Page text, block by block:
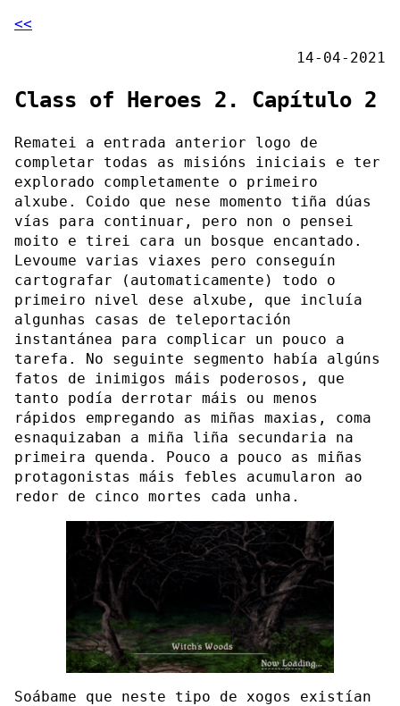
<<
14-04-2021
Class of Heroes 2. Capítulo 2
Rematei a entrada anterior logo de
completar todas as misións iniciais e ter
explorado completamente o primeiro
alxube. Coido que nese momento tiña dúas
vías para continuar, pero non o pensei
moito e tirei cara un bosque encantado.
Levoume varias viaxes pero conseguín
cartografar (automaticamente) todo o
primeiro nivel dese alxube, que incluía
algunhas casas de teleportación
instantánea para complicar un pouco a
tarefa. No seguinte segmento había algúns
fatos de inimigos máis poderosos, que
tanto podía derrotar máis ou menos
rápidos empregando as miñas maxias, coma
esnaquizaban a miña liña secundaria na
primeira quenda. Pouco a pouco as miñas
protagonistas máis febles acumularon ao
redor de cinco mortes cada unha.
Soábame que neste tipo de xogos existían